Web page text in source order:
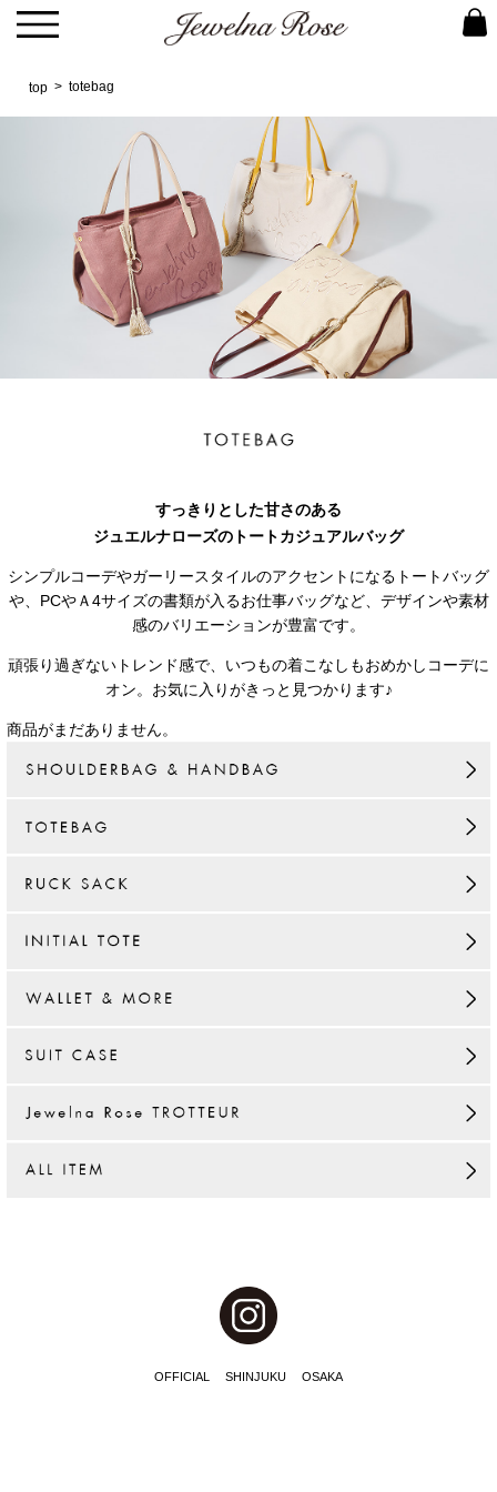
top totebag
すっきりとした甘さのある
ジュエルナローズのトートカジュアルバッグ
シンプルコーデやガーリースタイルのアクセントになるトートバッグ
や、PCやＡ4サイズの書類が入るお仕事バッグなど、デザインや素材
感のバリエーションが豊富です。
頑張り過ぎないトレンド感で、いつもの着こなしもおめかしコーデに
オン。お気に入りがきっと見つかります♪
商品がまだありません。
OFFICIAL SHINJUKU OSAKA